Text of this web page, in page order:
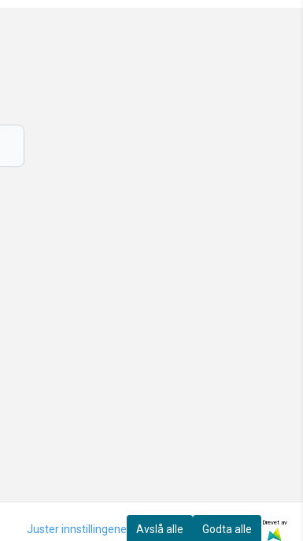
Juster innstillingene Avslå alle Godta alle
Drevet av